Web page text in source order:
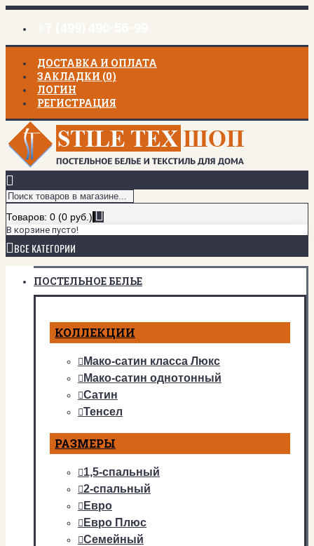
ДОСТАВКА И ОПЛАТА
ЗАКЛАДКИ (0)
ЛОГИН
РЕГИСТРАЦИЯ
Товаров: 0 (0 руб.)
В корзине пусто!
ВСЕ КАТЕГОРИИ
ПОСТЕЛЬНОЕ БЕЛЬЕ
КОЛЛЕКЦИИ
Мако-сатин класса Люкс
Мако-сатин однотонный
Сатин
Тенсел
РАЗМЕРЫ
1,5-спальный
2-спальный
Евро
Евро Плюс
Семейный